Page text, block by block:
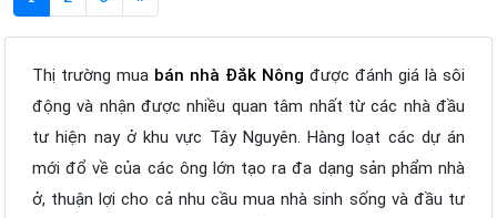
Thị trường mua bán nhà Đắk Nông được đánh giá là sôi
động và nhận được nhiều quan tâm nhất từ các nhà đầu
tư hiện nay ở khu vực Tây Nguyên. Hàng loạt các dự án
mới đổ về của các ông lớn tạo ra đa dạng sản phẩm nhà
ở, thuận lợi cho cả nhu cầu mua nhà sinh sống và đầu tư